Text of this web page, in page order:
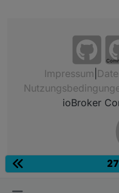
Impressum
ioBroker